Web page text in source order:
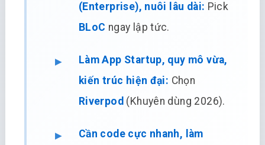
(Enterprise), nuôi lâu dài: Pick
BLoC ngay lập tức.
Làm App Startup, quy mô vừa,
kiến trúc hiện đại: Chọn
Riverpod (Khuyên dùng 2026).
Cần code cực nhanh, làm